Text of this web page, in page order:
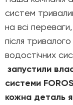
систем
на всі
після
водостічних
запустили
системи
кожна деталь